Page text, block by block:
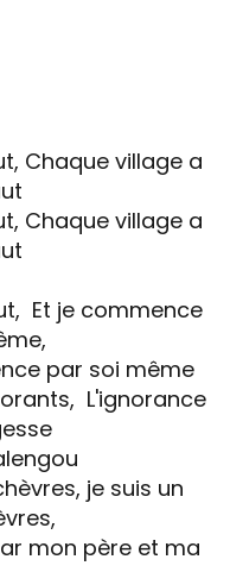
Chaque village a
Chaque village a
Et je commence
par soi même
L'ignorance
je suis un
mon père et ma